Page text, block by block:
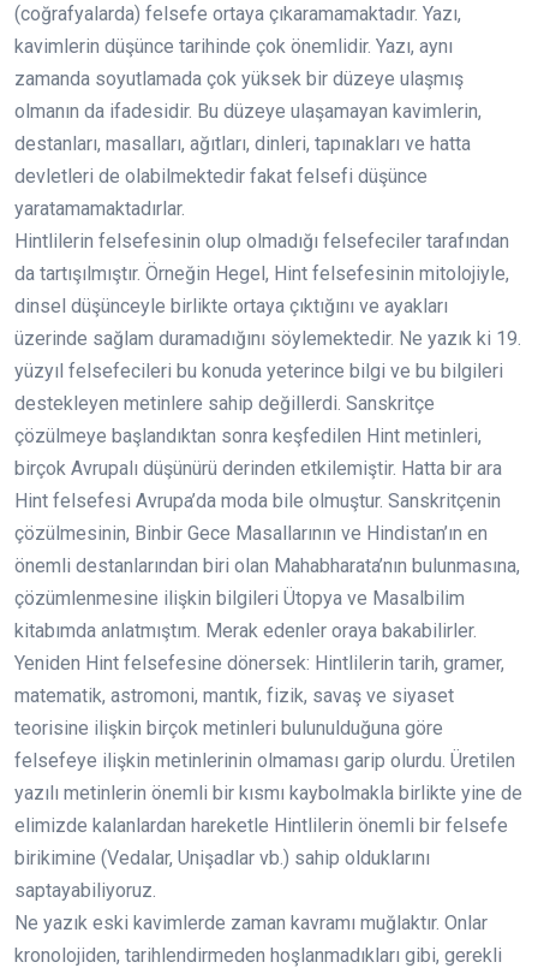
(coğrafyalarda) felsefe ortaya çıkaramamaktadır. Yazı,
kavimlerin düşünce tarihinde çok önemlidir. Yazı, aynı
zamanda soyutlamada çok yüksek bir düzeye ulaşmış
olmanın da ifadesidir. Bu düzeye ulaşamayan kavimlerin,
destanları, masalları, ağıtları, dinleri, tapınakları ve hatta
devletleri de olabilmektedir fakat felsefi düşünce
yaratamamaktadırlar.
Hintlilerin felsefesinin olup olmadığı felsefeciler tarafından
da tartışılmıştır. Örneğin Hegel, Hint felsefesinin mitolojiyle,
dinsel düşünceyle birlikte ortaya çıktığını ve ayakları
üzerinde sağlam duramadığını söylemektedir. Ne yazık ki 19.
yüzyıl felsefecileri bu konuda yeterince bilgi ve bu bilgileri
destekleyen metinlere sahip değillerdi. Sanskritçe
çözülmeye başlandıktan sonra keşfedilen Hint metinleri,
birçok Avrupalı düşünürü derinden etkilemiştir. Hatta bir ara
Hint felsefesi Avrupa’da moda bile olmuştur. Sanskritçenin
çözülmesinin, Binbir Gece Masallarının ve Hindistan’ın en
önemli destanlarından biri olan Mahabharata’nın bulunmasına,
çözümlenmesine ilişkin bilgileri Ütopya ve Masalbilim
kitabımda anlatmıştım. Merak edenler oraya bakabilirler.
Yeniden Hint felsefesine dönersek: Hintlilerin tarih, gramer,
matematik, astromoni, mantık, fizik, savaş ve siyaset
teorisine ilişkin birçok metinleri bulunulduğuna göre
felsefeye ilişkin metinlerinin olmaması garip olurdu. Üretilen
yazılı metinlerin önemli bir kısmı kaybolmakla birlikte yine de
elimizde kalanlardan hareketle Hintlilerin önemli bir felsefe
birikimine (Vedalar, Unişadlar vb.) sahip olduklarını
saptayabiliyoruz.
Ne yazık eski kavimlerde zaman kavramı muğlaktır. Onlar
kronolojiden, tarihlendirmeden hoşlanmadıkları gibi, gerekli